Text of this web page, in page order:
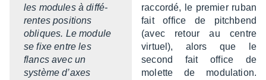
les modules à diffé­
rentes posi­tions
obliques. Le module
se fixe entre les
flancs avec un
système d’axes
raccordé, le premier ruban
fait office de pitch­bend
(avec retour au centre
virtuel), alors que le
second fait office de
molette de modu­la­tion.